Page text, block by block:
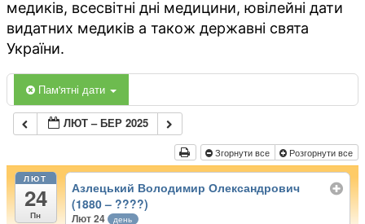
медиків, всесвітні дні медицини, ювілейні дати
видатних медиків а також державні свята
України.
Пам'ятні дати
ЛЮТ – БЕР 2025
Згорнути все Розгорнути все
ЛЮТ
24
Пн
Азлецький Володимир Олександрович
(1880 – ????)
Лют 24 день